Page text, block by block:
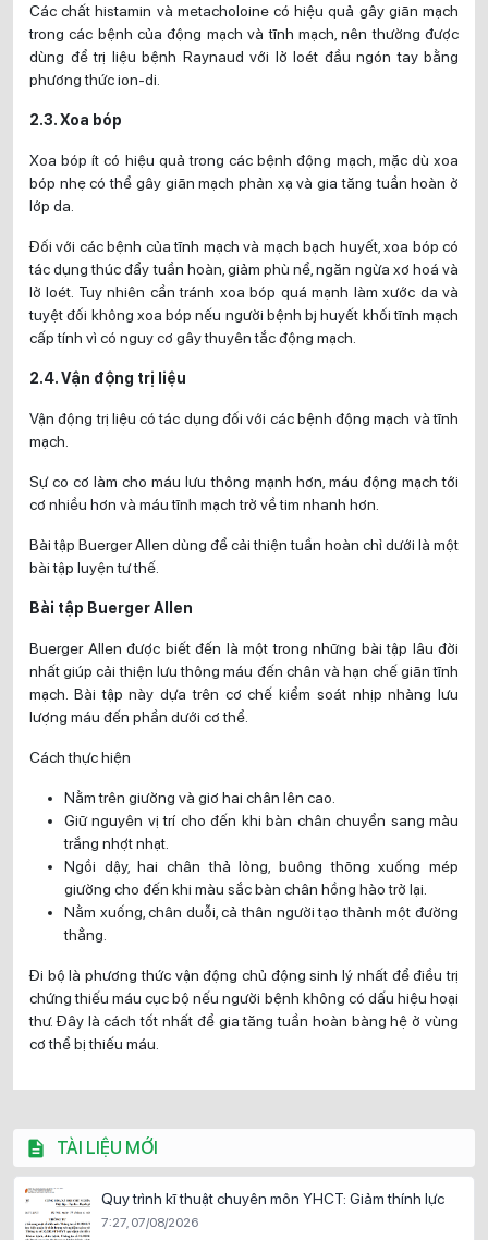
TÀI LIỆU MỚI
Quy trình kĩ thuật chuyên môn YHCT: Giảm thính lực
7:27, 07/08/2026
Các chất histamin và metacholoine có hiệu quả gây giãn mạch
trong các bệnh của động mạch và tĩnh mạch, nên thường được
dùng để trị liệu bệnh Raynaud với lở loét đầu ngón tay bằng
phương thức ion-di.
2.3. Xoa bóp
Xoa bóp ít có hiệu quả trong các bệnh động mạch, mặc dù xoa
bóp nhẹ có thể gây giãn mạch phản xạ và gia tăng tuần hoàn ở
lớp da.
Đối với các bệnh của tĩnh mạch và mạch bạch huyết, xoa bóp có
tác dụng thúc đẩy tuần hoàn, giảm phù nể, ngăn ngừa xơ hoá và
lở loét. Tuy nhiên cần tránh xoa bóp quá mạnh làm xước da và
tuyệt đối không xoa bóp nếu người bệnh bj huyết khối tĩnh mạch
cấp tính vì có nguy cơ gây thuyên tắc động mạch.
2.4. Vận động trị liệu
Vận động trị liệu có tác dụng đối với các bệnh động mạch và tĩnh
mạch.
Sự co cơ làm cho máu lưu thông mạnh hơn, máu động mạch tới
cơ nhiều hơn và máu tĩnh mạch trở về tim nhanh hơn.
Bài tập Buerger Allen dùng để cải thiện tuần hoàn chỉ dưới là một
bài tập luyện tư thế.
Bài tập Buerger Allen
Buerger Allen được biết đến là một trong những bài tập lâu đời
nhất giúp cải thiện lưu thông máu đến chân và hạn chế giãn tĩnh
mạch. Bài tập này dựa trên cơ chế kiểm soát nhịp nhàng lưu
lượng máu đến phần dưới cơ thể.
Cách thực hiện
Nằm trên giường và giơ hai chân lên cao.
Giữ nguyên vị trí cho đến khi bàn chân chuyển sang màu
trắng nhợt nhạt.
Ngồi dậy, hai chân thả lỏng, buông thõng xuống mép
giường cho đến khi màu sắc bàn chân hồng hào trở lại.
Nằm xuống, chân duỗi, cả thân người tạo thành một đường
thẳng.
Đi bộ là phương thức vận động chủ động sinh lý nhất để điều trị
chứng thiếu máu cục bộ nếu người bệnh không có dấu hiệu hoại
thư. Đây là cách tốt nhất để gia tăng tuần hoàn bàng hệ ở vùng
cơ thể bị thiếu máu.